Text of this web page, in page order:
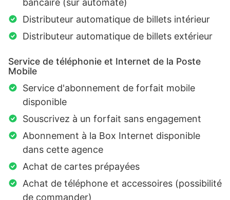
bancaire (sur automate)
Distributeur automatique de billets intérieur
Distributeur automatique de billets extérieur
Service de téléphonie et Internet de la Poste
Mobile
Service d'abonnement de forfait mobile
disponible
Souscrivez à un forfait sans engagement
Abonnement à la Box Internet disponible
dans cette agence
Achat de cartes prépayées
Achat de téléphone et accessoires (possibilité
de commander)